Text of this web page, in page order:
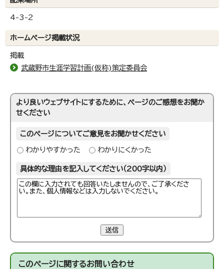
4-3-2
ホームページ掲載状況
掲載
武蔵野市生涯学習計画(仮称)策定委員会
より良いウェブサイトにするために、ページのご感想をお聞か
せください
このページについてご意見をお聞かせください
わかりやすかった わかりにくかった
具体的な理由を記入してください（200字以内）
送信
このページに関するお問い合わせ